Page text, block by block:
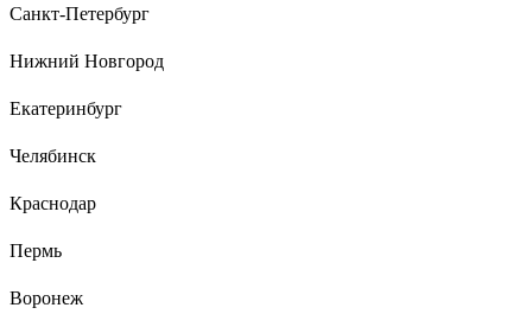
Санкт-Петербург
Нижний Новгород
Екатеринбург
Челябинск
Краснодар
Пермь
Воронеж